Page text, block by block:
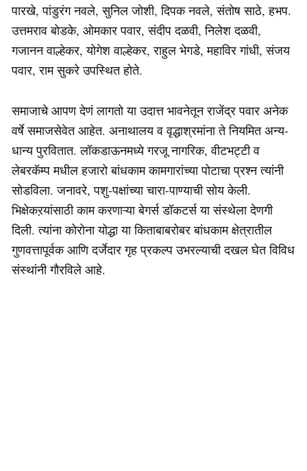
पारखे, पांडुरंग नवले, सुनिल जोशी, दिपक नवले, संतोष साठे, हभप.
उत्तमराव बोडके, ओमकार पवार, संदीप दळवी, निलेश दळवी,
गजानन वाल्हेकर, योगेश वाल्हेकर, राहुल भेगडे, महाविर गांधी, संजय
पवार, राम सुकरे उपस्थित होते.
समाजाचे आपण देणं लागतो या उदात्त भावनेतून राजेंद्र पवार अनेक
वर्षे समाजसेवेत आहेत. अनाथालय व वृद्धाश्रमांना ते नियमित अन्य-
धान्य पुरवितात. लॉकडाऊनमध्ये गरजू नागरिक, वीटभट्टी व
लेबरकॅम्प मधील हजारो बांधकाम कामगारांच्या पोटाचा प्रश्न त्यांनी
सोडविला. जनावरे, पशु-पक्षांच्या चारा-पाण्याची सोय केली.
भिक्षेकऱयांसाठी काम करणाऱ्या बेगर्स डॉकटर्स या संस्थेला देणगी
दिली. त्यांना कोरोना योद्धा या किताबाबरोबर बांधकाम क्षेत्रातील
गुणवत्तापूर्वक आणि दर्जेदार गृह प्रकल्प उभरल्याची दखल घेत विविध
संस्थांनी गौरविले आहे.